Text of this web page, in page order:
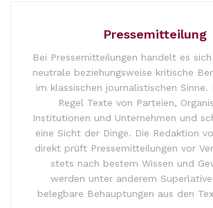
Pressemitteilung
Bei Pressemitteilungen handelt es
neutrale beziehungsweise kritische
im klassischen journalistischen Sinne.
Regel Texte von Parteien,
Institutionen und Unternehmen und
eine Sicht der Dinge. Die Redaktion
direkt prüft Pressemitteilungen vor
stets nach bestem Wissen und
werden unter anderem
belegbare Behauptungen aus den